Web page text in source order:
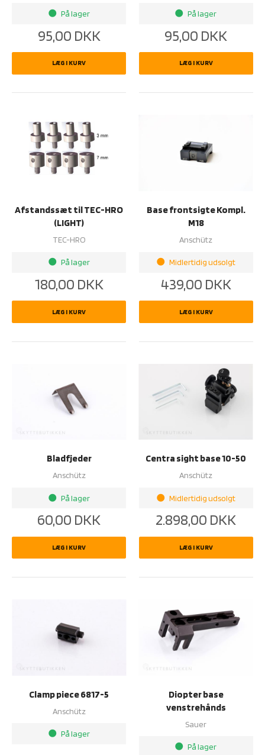
brightness_1 På lager
95,00 DKK
LÆG I KURV
brightness_1 På lager
95,00 DKK
LÆG I KURV
Afstandssæt til TEC-HRO
(LIGHT)
TEC-HRO
brightness_1 På lager
180,00 DKK
LÆG I KURV
Base frontsigte Kompl.
M18
Anschütz
brightness_1 Midlertidig udsolgt
439,00 DKK
LÆG I KURV
Bladfjeder
Anschütz
brightness_1 På lager
60,00 DKK
LÆG I KURV
Centra sight base 10-50
Anschütz
brightness_1 Midlertidig udsolgt
2.898,00 DKK
LÆG I KURV
Clamp piece 6817-5
Anschütz
brightness_1 På lager
Diopter base
venstrehånds
Sauer
brightness_1 På lager